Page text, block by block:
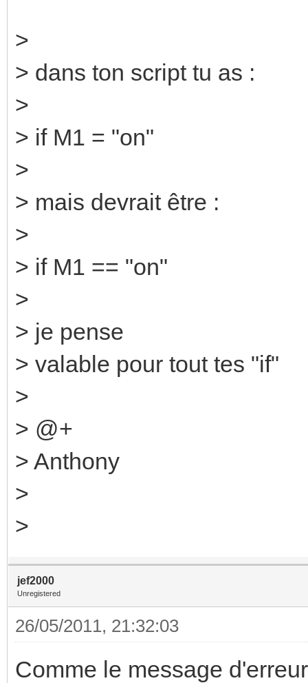
>
> dans ton script tu as :
>
> if M1 = "on"
>
> mais devrait être :
>
> if M1 == "on"
>
> je pense
> valable pour tout tes "if"
>
> @+
> Anthony
>
>
jef2000
Unregistered
26/05/2011, 21:32:03
Comme le message